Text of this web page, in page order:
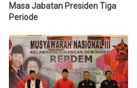
Masa Jabatan Presiden Tiga
Periode